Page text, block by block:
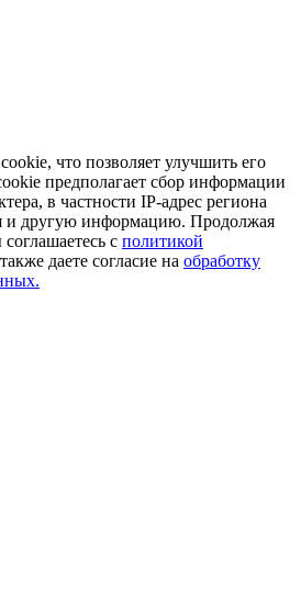
что позволяет улучшить его
предполагает сбор информации
в частности IP-адрес региона
и другую информацию. Продолжая
с политикой
даете согласие на обработку